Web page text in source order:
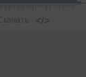
</>